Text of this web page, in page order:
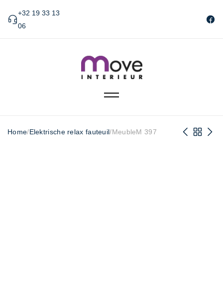
+32 19 33 13
06
Home/Elektrische relax fauteuil/MeubleM 397